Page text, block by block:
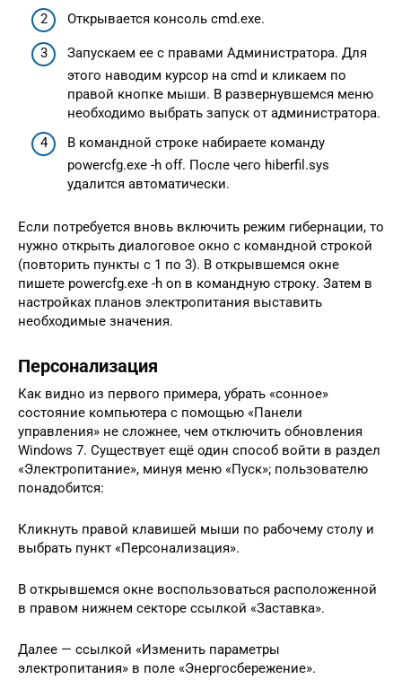
Открывается консоль cmd.exe.
Запускаем ее с правами Администратора. Для
этого наводим курсор на cmd и кликаем по
правой кнопке мыши. В развернувшемся меню
необходимо выбрать запуск от администратора.
В командной строке набираете команду
powercfg.exe -h off. После чего hiberfil.sys
удалится автоматически.
Если потребуется вновь включить режим гибернации, то
нужно открыть диалоговое окно с командной строкой
(повторить пункты с 1 по 3). В открывшемся окне
пишете powercfg.exe -h on в командную строку. Затем в
настройках планов электропитания выставить
необходимые значения.
Персонализация
Как видно из первого примера, убрать «сонное»
состояние компьютера с помощью «Панели
управления» не сложнее, чем отключить обновления
Windows 7. Существует ещё один способ войти в раздел
«Электропитание», минуя меню «Пуск»; пользователю
понадобится:
Кликнуть правой клавишей мыши по рабочему столу и
выбрать пункт «Персонализация».
В открывшемся окне воспользоваться расположенной
в правом нижнем секторе ссылкой «Заставка».
Далее — ссылкой «Изменить параметры
электропитания» в поле «Энергосбережение».